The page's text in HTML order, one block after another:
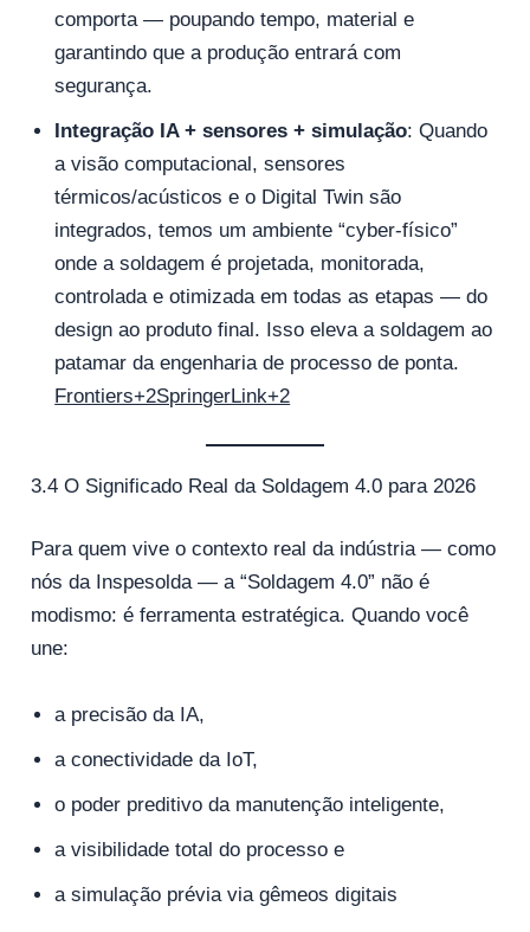
comporta — poupando tempo, material e
garantindo que a produção entrará com
segurança.
Integração IA + sensores + simulação: Quando
a visão computacional, sensores
térmicos/acústicos e o Digital Twin são
integrados, temos um ambiente “cyber‑físico”
onde a soldagem é projetada, monitorada,
controlada e otimizada em todas as etapas — do
design ao produto final. Isso eleva a soldagem ao
patamar da engenharia de processo de ponta.
Frontiers+2SpringerLink+2
3.4 O Significado Real da Soldagem 4.0 para 2026
Para quem vive o contexto real da indústria — como
nós da Inspesolda — a “Soldagem 4.0” não é
modismo: é ferramenta estratégica. Quando você
une:
a precisão da IA,
a conectividade da IoT,
o poder preditivo da manutenção inteligente,
a visibilidade total do processo e
a simulação prévia via gêmeos digitais